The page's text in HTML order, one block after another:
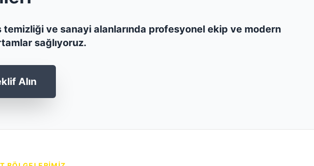
ve sanayi alanlarında profesyonel ekip ve modern
sağlıyoruz.
Alın